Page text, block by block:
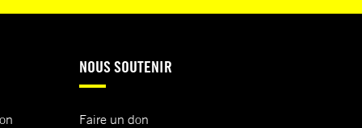
NOUS SOUTENIR
Faire un don